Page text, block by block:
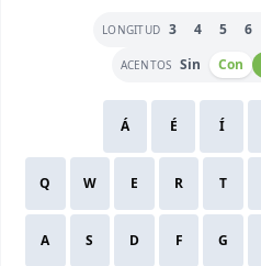
LONGITUD 3 4 5 6
ACENTOS Sin Con
Á É Í
Q W E R T
A S D F G